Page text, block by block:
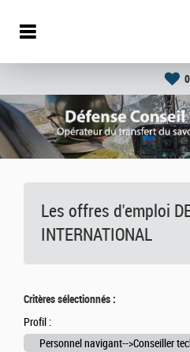
0
Les offres d'emploi
INTERNATIONAL
Critères sélectionnés :
Profil :
Personnel navigant-->Conseiller